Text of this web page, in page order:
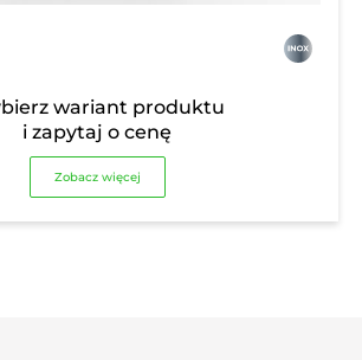
wariant produktu
i zapytaj o cenę
Zobacz więcej